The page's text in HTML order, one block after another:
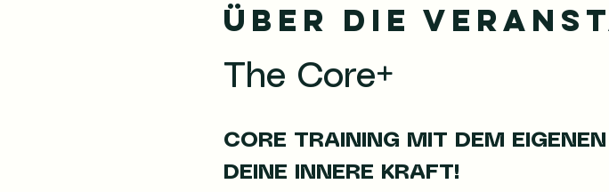
Über die
The Core+
CORE TRAINING MIT DEM
DEINE INNERE KRAFT!